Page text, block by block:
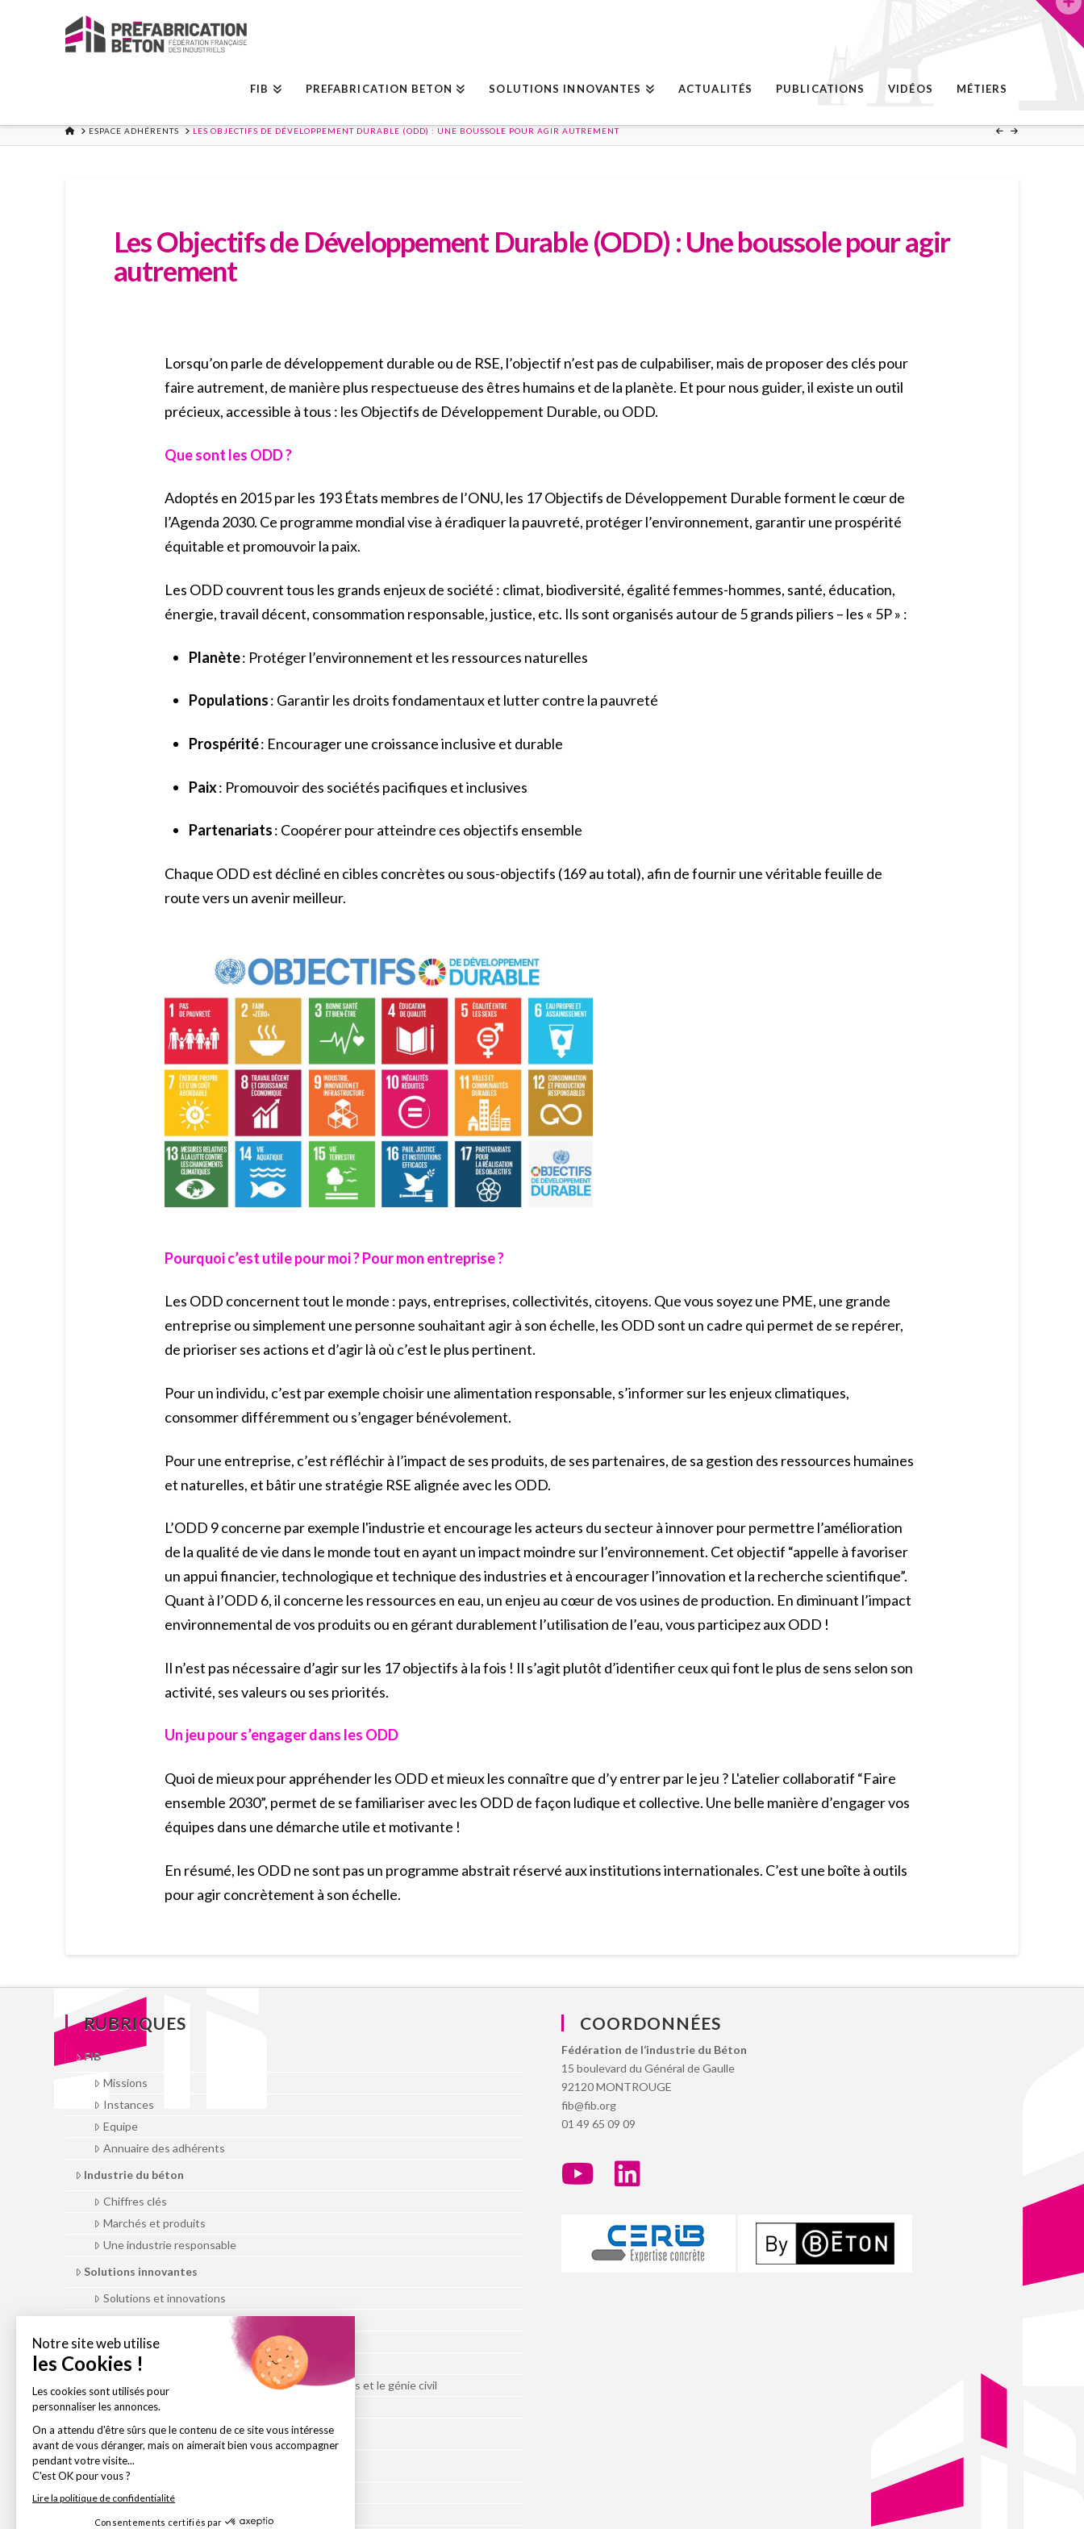
FIB PREFABRICATION BETON SOLUTIONS INNOVANTES ACTUALITÉS PUBLICATIONS VIDÉOS MÉTIERS
ACCUEIL
ESPACE ADHÉRENTS LES OBJECTIFS DE DÉVELOPPEMENT DURABLE (ODD) : UNE BOUSSOLE POUR AGIR AUTREMENT
Les Objectifs de Développement Durable (ODD) : Une boussole pour agir
autrement
Lorsqu’on parle de développement durable ou de RSE, l’objectif n’est pas de culpabiliser, mais de proposer des clés pour
faire autrement, de manière plus respectueuse des êtres humains et de la planète. Et pour nous guider, il existe un outil
précieux, accessible à tous : les Objectifs de Développement Durable, ou ODD.
Que sont les ODD ?
Adoptés en 2015 par les 193 États membres de l’ONU, les 17 Objectifs de Développement Durable forment le cœur de
l’Agenda 2030. Ce programme mondial vise à éradiquer la pauvreté, protéger l’environnement, garantir une prospérité
équitable et promouvoir la paix.
Les ODD couvrent tous les grands enjeux de société : climat, biodiversité, égalité femmes-hommes, santé, éducation,
énergie, travail décent, consommation responsable, justice, etc. Ils sont organisés autour de 5 grands piliers – les « 5P » :
Planète: Protéger l’environnement et les ressources naturelles
Populations: Garantir les droits fondamentaux et lutter contre la pauvreté
Prospérité: Encourager une croissance inclusive et durable
Paix: Promouvoir des sociétés pacifiques et inclusives
Partenariats: Coopérer pour atteindre ces objectifs ensemble
Chaque ODD est décliné en cibles concrètes ou sous-objectifs (169 au total), afin de fournir une véritable feuille de
route vers un avenir meilleur.
Pourquoi c’est utile pour moi ? Pour mon entreprise ?
Les ODD concernent tout le monde : pays, entreprises, collectivités, citoyens. Que vous soyez une PME, une grande
entreprise ou simplement une personne souhaitant agir à son échelle, les ODD sont un cadre qui permet de se repérer,
de prioriser ses actions et d’agir là où c’est le plus pertinent.
Pour un individu, c’est par exemple choisir une alimentation responsable, s’informer sur les enjeux climatiques,
consommer différemment ou s’engager bénévolement.
Pour une entreprise, c’est réfléchir à l’impact de ses produits, de ses partenaires, de sa gestion des ressources humaines
et naturelles, et bâtir une stratégie RSE alignée avec les ODD.
L’ODD 9 concerne par exemple l'industrie et encourage les acteurs du secteur à innover pour permettre l’amélioration
de la qualité de vie dans le monde tout en ayant un impact moindre sur l’environnement. Cet objectif “appelle à favoriser
un appui financier, technologique et technique des industries et à encourager l’innovation et la recherche scientifique”.
Quant à l’ODD 6, il concerne les ressources en eau, un enjeu au cœur de vos usines de production. En diminuant l’impact
environnemental de vos produits ou en gérant durablement l’utilisation de l’eau, vous participez aux ODD !
Il n’est pas nécessaire d’agir sur les 17 objectifs à la fois ! Il s’agit plutôt d’identifier ceux qui font le plus de sens selon son
activité, ses valeurs ou ses priorités.
Un jeu pour s’engager dans les ODD
Quoi de mieux pour appréhender les ODD et mieux les connaître que d’y entrer par le jeu ? L'atelier collaboratif “Faire
ensemble 2030”, permet de se familiariser avec les ODD de façon ludique et collective. Une belle manière d’engager vos
équipes dans une démarche utile et motivante !
En résumé, les ODD ne sont pas un programme abstrait réservé aux institutions internationales. C’est une boîte à outils
pour agir concrètement à son échelle.
RUBRIQUES
FIB
Missions
Instances
Equipe
Annuaire des adhérents
Industrie du béton
Chiffres clés
Marchés et produits
Une industrie responsable
Solutions innovantes
Solutions et innovations
Bâtir intelligemment en milieu urbain
Le potentiel du BIM dans l’Industrie du Béton
La préfabrication béton – Le bon calcul
La préfabrication béton pour les travaux publics et le génie civil
Économie, fiabilité et sécurité de la préfabrication
Actualités
Publications
Brochures et guides
COORDONNÉES
Fédération de l‘industrie du Béton
15 boulevard du Général de Gaulle
92120 MONTROUGE
fib@fib.org
01 49 65 09 09